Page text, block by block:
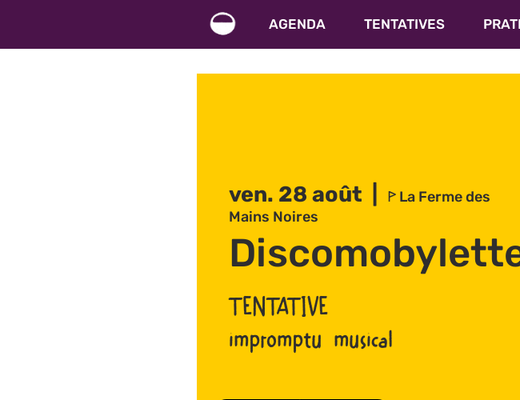
AGENDA TENTATIVES
ven. 28 août
ꚰ La Ferme des
Mains Noires
TENTATIVE
impromptu musical